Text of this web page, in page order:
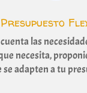
Presupuesto
las
necesita,
se adapten a tu